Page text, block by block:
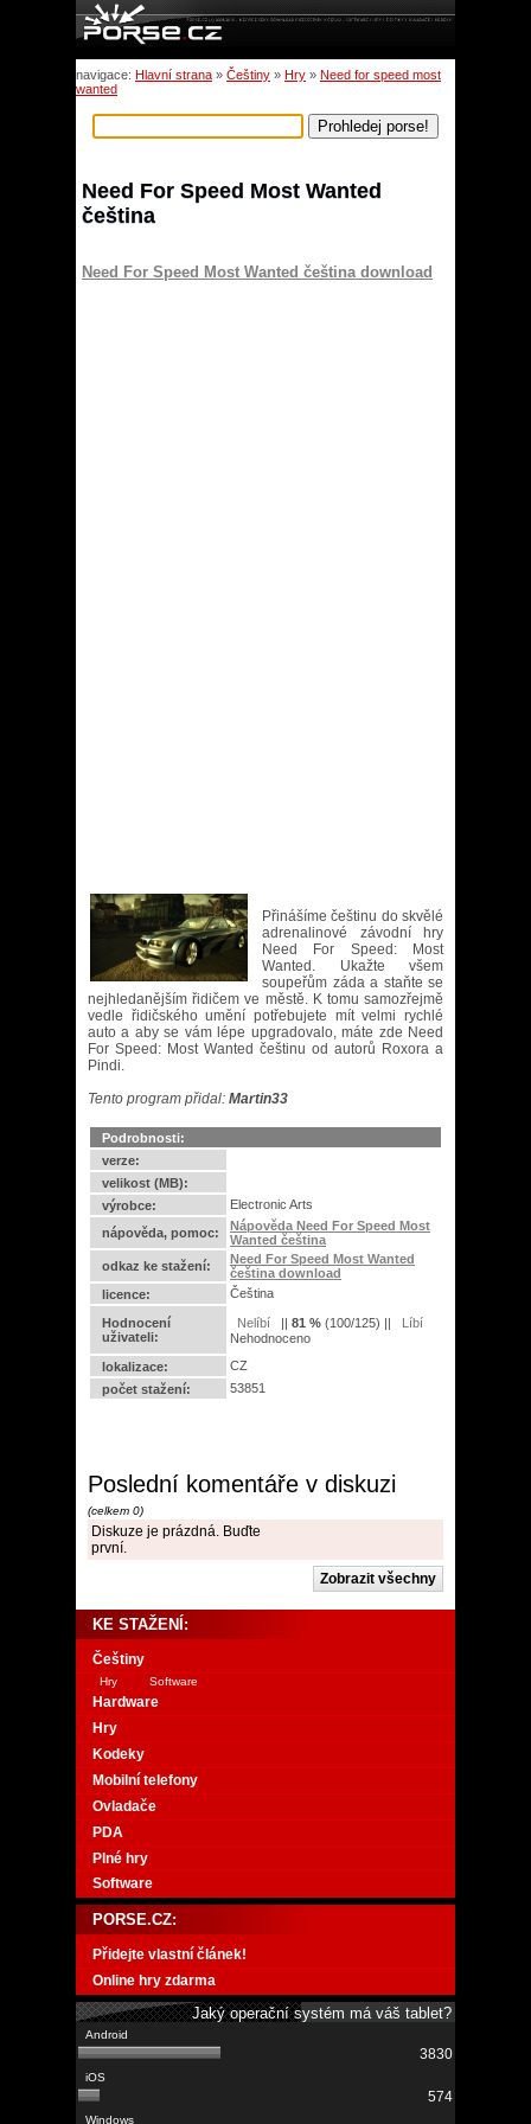
navigace: Hlavní strana » Češtiny » Hry » Need for speed most
wanted
Need For Speed Most Wanted
čeština
Need For Speed Most Wanted čeština download
Přinášíme češtinu do skvělé
adrenalinové závodní hry
Need For Speed: Most
Wanted. Ukažte všem
soupeřům záda a staňte se
nejhledanějším řidičem ve městě. K tomu samozřejmě
vedle řidičského umění potřebujete mít velmi rychlé
auto a aby se vám lépe upgradovalo, máte zde Need
For Speed: Most Wanted češtinu od autorů Roxora a
Pindi.
Tento program přidal: Martin33
Podrobnosti:
verze:
velikost (MB):
výrobce:
Electronic Arts
nápověda, pomoc:
Nápověda Need For Speed Most
Wanted čeština
odkaz ke stažení:
Need For Speed Most Wanted
čeština download
licence:
Čeština
Hodnocení
uživateli:
|| 81 % (100/125) ||
Nehodnoceno
lokalizace:
CZ
počet stažení:
53851
Poslední komentáře v diskuzi
(celkem 0)
Diskuze je prázdná. Buďte
první.
KE STAŽENÍ:
Češtiny
Hry Software
Hardware
Hry
Kodeky
Mobilní telefony
Ovladače
PDA
Plné hry
Software
PORSE.CZ:
Přidejte vlastní článek!
Online hry zdarma
Jaký operační systém má váš tablet?
3830
574